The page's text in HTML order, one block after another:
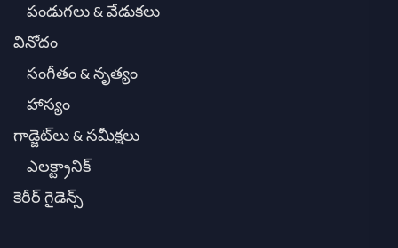
పండుగలు & వేడుకలు
వినోదం
సంగీతం & నృత్యం
హాస్యం
గాడ్జెట్‌లు & సమీక్షలు
ఎలక్ట్రానిక్
కెరీర్ గైడెన్స్